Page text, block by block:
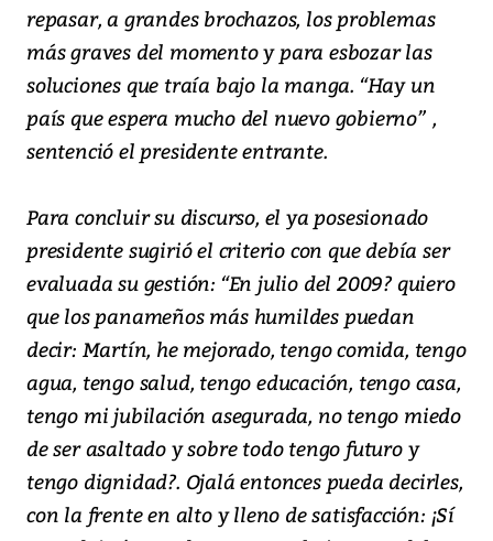
repasar, a grandes brochazos, los problemas
más graves del momento y para esbozar las
soluciones que traía bajo la manga. “Hay un
país que espera mucho del nuevo gobierno” ,
sentenció el presidente entrante.
Para concluir su discurso, el ya posesionado
presidente sugirió el criterio con que debía ser
evaluada su gestión: “En julio del 2009? quiero
que los panameños más humildes puedan
decir: Martín, he mejorado, tengo comida, tengo
agua, tengo salud, tengo educación, tengo casa,
tengo mi jubilación asegurada, no tengo miedo
de ser asaltado y sobre todo tengo futuro y
tengo dignidad?. Ojalá entonces pueda decirles,
con la frente en alto y lleno de satisfacción: ¡Sí